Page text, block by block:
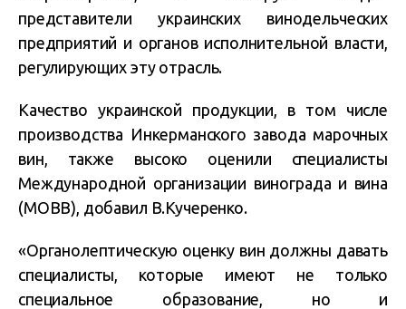
представители украинских винодельческих
предприятий и органов исполнительной власти,
регулирующих эту отрасль.
Качество украинской продукции, в том числе
производства Инкерманского завода марочных
вин, также высоко оценили специалисты
Международной организации винограда и вина
(МОВВ), добавил В.Кучеренко.
«Органолептическую оценку вин должны давать
специалисты, которые имеют не только
специальное образование, но и